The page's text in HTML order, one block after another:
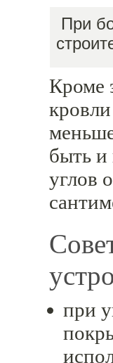
При
Кроме
быть
углов
при